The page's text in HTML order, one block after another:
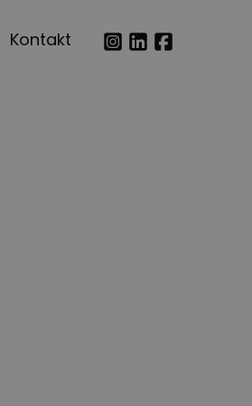
Kontakt